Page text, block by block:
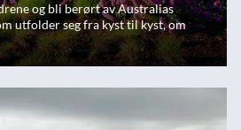
og bli berørt av Australias
utfolder seg fra kyst til kyst, om